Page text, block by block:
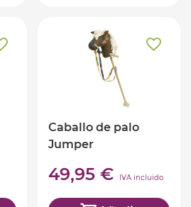
Caballo de palo
Jumper
49,95 € IVA incluido